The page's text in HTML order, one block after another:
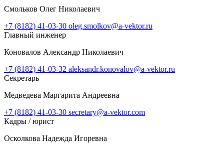
Смольков Олег Николаевич
+7 (8182) 41-03-30 oleg.smolkov@a-vektor.ru
Главный инженер
Коновалов Александр Николаевич
+7 (8182) 41-03-32 aleksandr.konovalov@a-vektor.ru
Секретарь
Медведева Маргарита Андреевна
+7 (8182) 41-03-30 secretary@a-vektor.com
Кадры / юрист
Осколкова Надежда Игоревна